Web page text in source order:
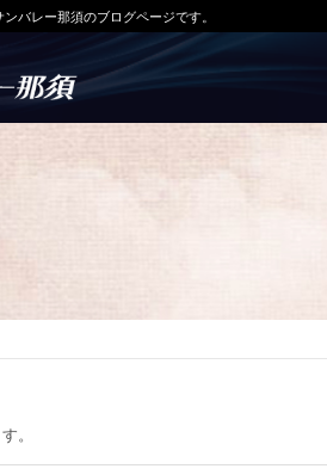
バレー那須のブログページです。
。